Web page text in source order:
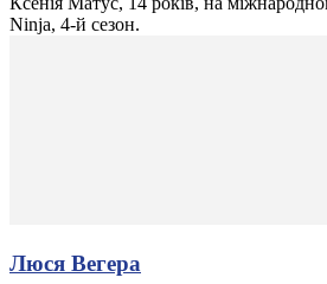
Ninja, 4-й сезон.
Люся Вегера